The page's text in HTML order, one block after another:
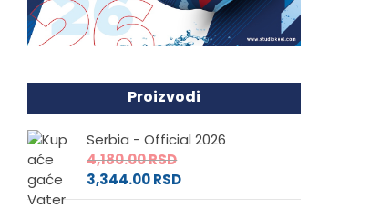
Proizvodi
Serbia - Official 2026
4,180.00RSD
3,344.00RSD